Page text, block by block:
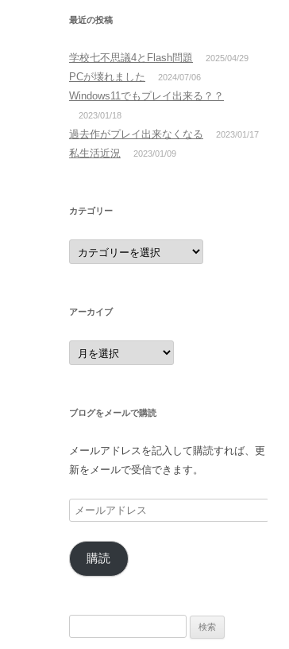
最近の投稿
学校七不思議4とFlash問題 2025/04/29
PCが壊れました 2024/07/06
Windows11でもプレイ出来る？？
2023/01/18
過去作がプレイ出来なくなる 2023/01/17
私生活近況 2023/01/09
カテゴリー
カ
テ
ゴ
アーカイブ
ア
ー
カ
ブログをメールで購読
メールアドレスを記入して購読すれば、更
新をメールで受信できます。
メ
ル
ア
購読
索: